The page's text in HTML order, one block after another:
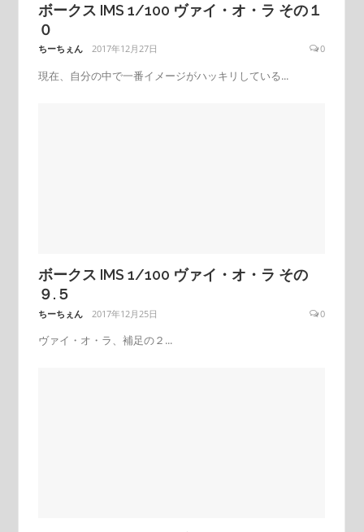
ボークス IMS 1/100 ヴァイ・オ・ラ その１
０
ちーちぇん 2017年12月27日 0
現在、自分の中で一番イメージがハッキリしている...
ボークス IMS 1/100 ヴァイ・オ・ラ その
９.５
ちーちぇん 2017年12月25日 0
ヴァイ・オ・ラ、補足の２...